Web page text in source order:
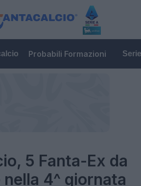
Probabili Formazioni
5 Fanta-Ex da
4^ giornata